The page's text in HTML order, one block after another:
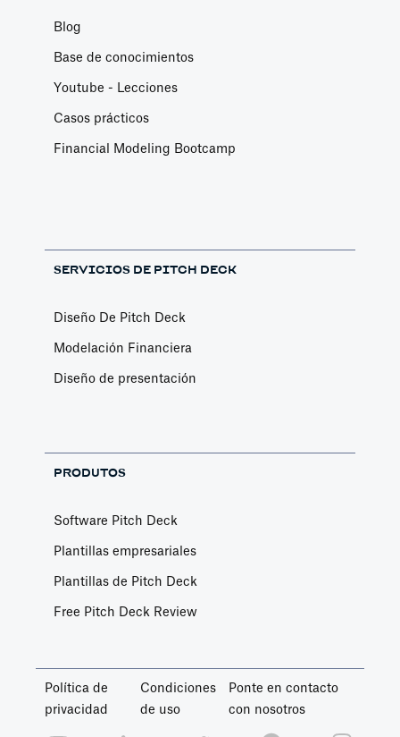
Blog
Base de conocimientos
Youtube - Lecciones
Casos prácticos
Financial Modeling Bootcamp
SERVICIOS DE PITCH DECK
Diseño De Pitch Deck
Modelación Financiera
Diseño de presentación
PRODUTOS
Software Pitch Deck
Plantillas empresariales
Plantillas de Pitch Deck
Free Pitch Deck Review
Política de
privacidad
Condiciones
de uso
Ponte en contacto
con nosotros